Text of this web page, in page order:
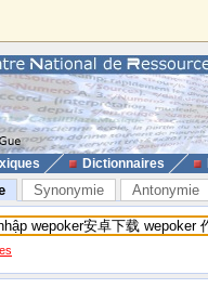
Dictionnaires
Synonymie Antonymie